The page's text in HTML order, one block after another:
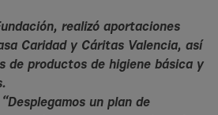
realizó aportaciones
Caridad y Cáritas Valencia, así
de productos de higiene básica y
un plan de